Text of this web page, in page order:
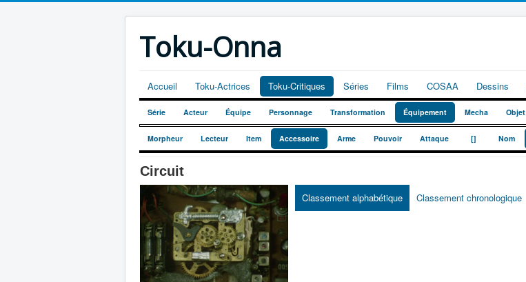
Toku-Onna
Accueil Toku-Actrices Toku-Critiques Séries Films COSAA Dessins
Série Acteur Équipe Personnage Transformation Équipement Mecha Objet
Morpheur Lecteur Item Accessoire Arme Pouvoir Attaque [] Nom
Circuit
Classement alphabétique Classement chronologique